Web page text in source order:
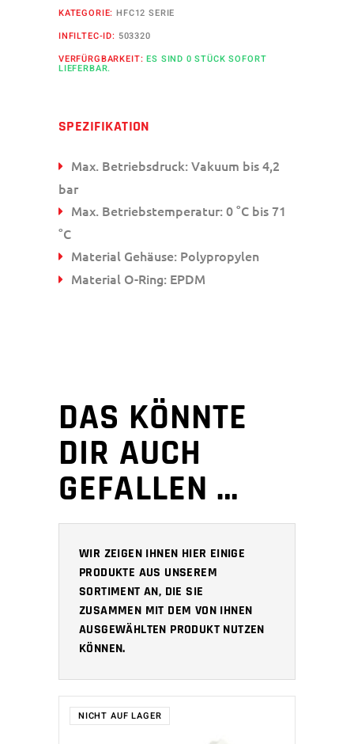
KATEGORIE:HFC12 SERIE
INFILTEC-ID: 503320
VERFÜRGBARKEIT:ES SIND 0 STÜCK SOFORT
LIEFERBAR.
SPEZIFIKATION
Max. Betriebsdruck: Vakuum bis 4,2
bar
Max. Betriebstemperatur: 0 °C bis 71
°C
Material Gehäuse: Polypropylen
Material O-Ring: EPDM
DAS KÖNNTE
DIR AUCH
GEFALLEN …
WIR ZEIGEN IHNEN HIER EINIGE
PRODUKTE AUS UNSEREM
SORTIMENT AN, DIE SIE
ZUSAMMEN MIT DEM VON IHNEN
AUSGEWÄHLTEN PRODUKT NUTZEN
KÖNNEN.
NICHT AUF LAGER